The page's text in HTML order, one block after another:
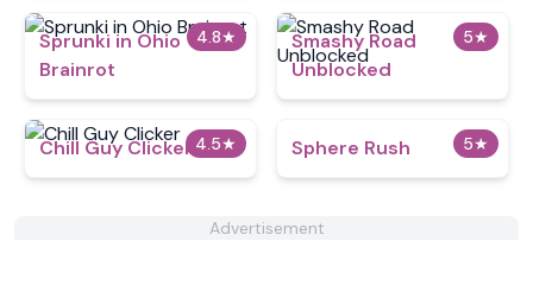
4.8★
Sprunki in Ohio
Brainrot
5★
Smashy Road
Unblocked
4.5★
Chill Guy Clicker 5★
Sphere Rush
Advertisement